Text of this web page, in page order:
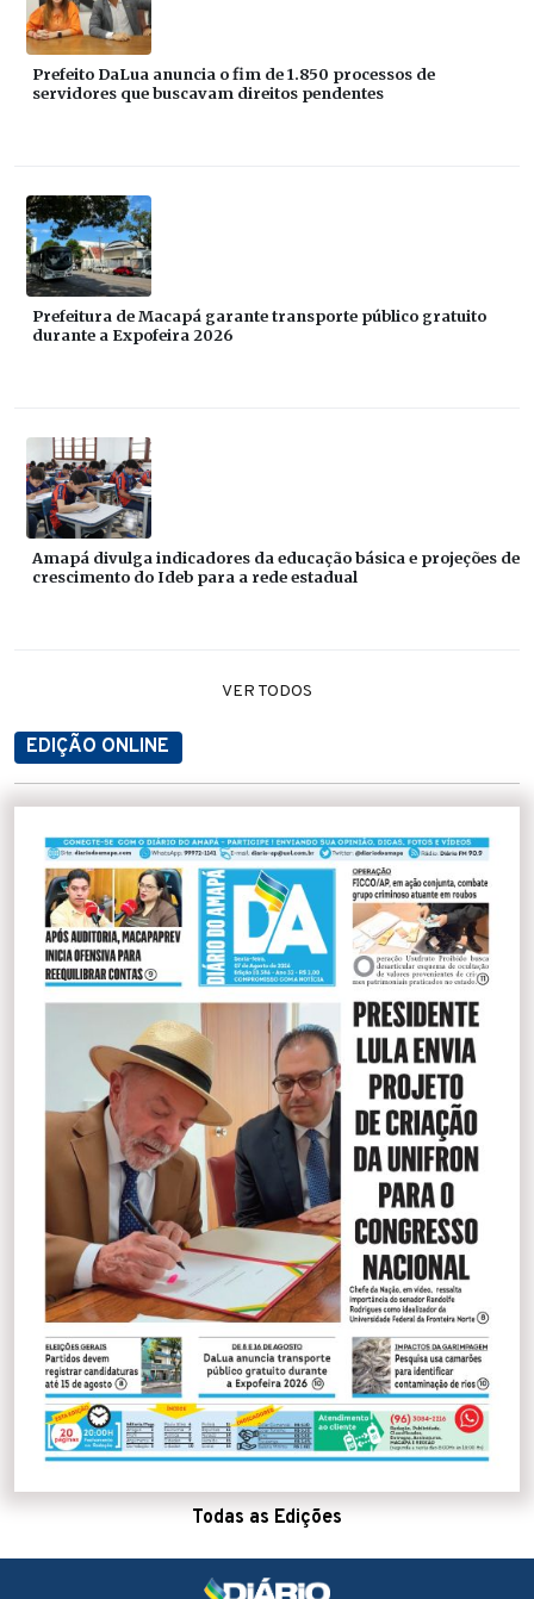
Prefeito DaLua anuncia o fim de 1.850 processos de
servidores que buscavam direitos pendentes
Prefeitura de Macapá garante transporte público gratuito
durante a Expofeira 2026
Amapá divulga indicadores da educação básica e projeções de
crescimento do Ideb para a rede estadual
VER TODOS
EDIÇÃO ONLINE
Todas as Edições